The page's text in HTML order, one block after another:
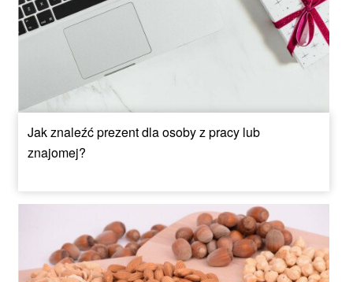
Jak znaleźć prezent dla osoby z pracy lub
znajomej?